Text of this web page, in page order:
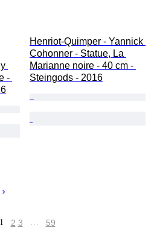
-
Henriot-Quimper - Yannick
Cohonner - Statue, La
Marianne noire - 40 cm -
Steingods - 2016
1 2 3 … 59